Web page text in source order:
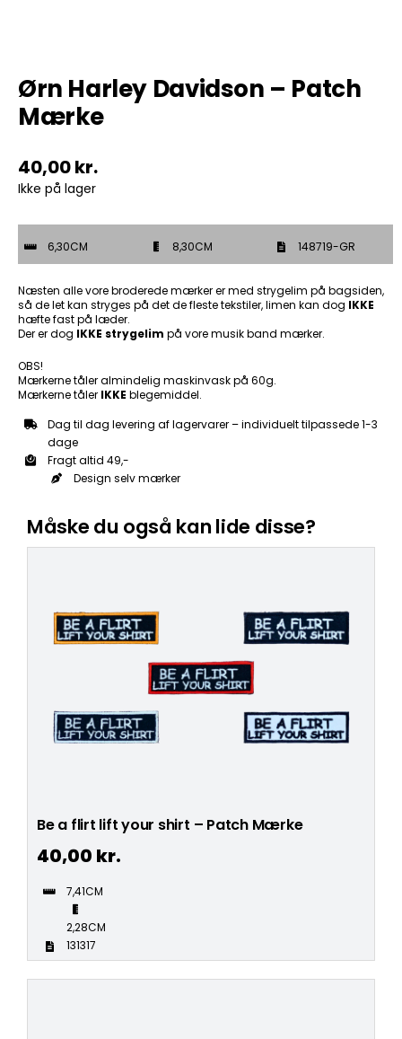
ØL & Spiritus
Tøj & Andre Varer
Rodkasse/Tilbud
Ørn Harley Davidson – Patch
Mærke
40,00kr.
Ikke på lager
6,30CM 8,30CM 148719-GR
Næsten alle vore broderede mærker er med strygelim på bagsiden,
så de let kan stryges på det de fleste tekstiler, limen kan dog IKKE
hæfte fast på læder.
Der er dog IKKE strygelim på vore musik band mærker.
OBS!
Mærkerne tåler almindelig maskinvask på 60g.
Mærkerne tåler IKKE blegemiddel.
Dag til dag levering af lagervarer – individuelt tilpassede 1-3
dage
Fragt altid 49,-
Design selv mærker
Måske du også kan lide disse?
Be a flirt lift your shirt – Patch Mærke
40,00 kr.
7,41CM
2,28CM
131317